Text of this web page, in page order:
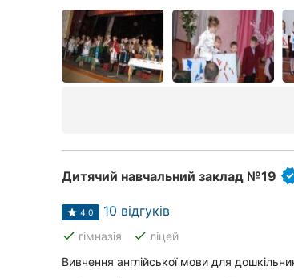
Дніпро
Кривий Ріг
Херсон
Полтава
Чернігів
Черкаси
Дитячий навчальний заклад №19
4.0 10 відгуків
done гімназія done ліцей
Вивчення англійської мови для